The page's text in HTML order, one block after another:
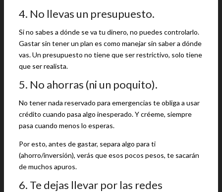
4. No llevas un presupuesto.
Si no sabes a dónde se va tu dinero, no puedes controlarlo.
Gastar sin tener un plan es como manejar sin saber a dónde
vas. Un presupuesto no tiene que ser restrictivo, solo tiene
que ser realista.
5. No ahorras (ni un poquito).
No tener nada reservado para emergencias te obliga a usar
crédito cuando pasa algo inesperado. Y créeme, siempre
pasa cuando menos lo esperas.
Por esto, antes de gastar, separa algo para ti
(ahorro/inversión), verás que esos pocos pesos, te sacarán
de muchos apuros.
6. Te dejas llevar por las redes